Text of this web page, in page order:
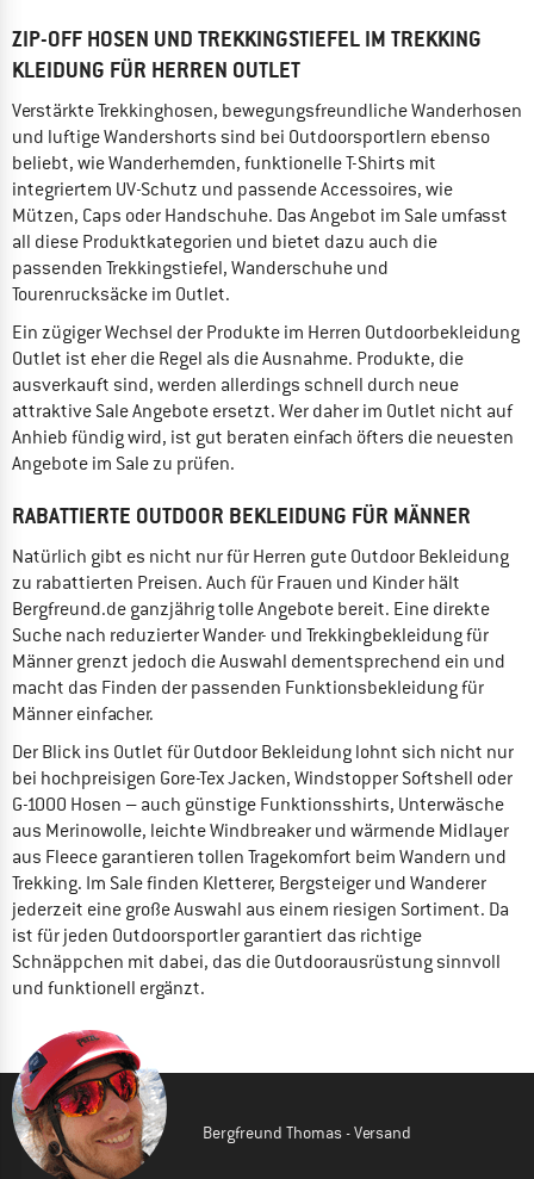
ZIP-OFF HOSEN UND TREKKINGSTIEFEL IM TREKKING
KLEIDUNG FÜR HERREN OUTLET
Verstärkte Trekkinghosen, bewegungsfreundliche Wanderhosen
und luftige Wandershorts sind bei Outdoorsportlern ebenso
beliebt, wie Wanderhemden, funktionelle T-Shirts mit
integriertem UV-Schutz und passende Accessoires, wie
Mützen, Caps oder Handschuhe. Das Angebot im Sale umfasst
all diese Produktkategorien und bietet dazu auch die
passenden Trekkingstiefel, Wanderschuhe und
Tourenrucksäcke im Outlet.
Ein zügiger Wechsel der Produkte im Herren Outdoorbekleidung
Outlet ist eher die Regel als die Ausnahme. Produkte, die
ausverkauft sind, werden allerdings schnell durch neue
attraktive Sale Angebote ersetzt. Wer daher im Outlet nicht auf
Anhieb fündig wird, ist gut beraten einfach öfters die neuesten
Angebote im Sale zu prüfen.
RABATTIERTE OUTDOOR BEKLEIDUNG FÜR MÄNNER
Natürlich gibt es nicht nur für Herren gute Outdoor Bekleidung
zu rabattierten Preisen. Auch für Frauen und Kinder hält
Bergfreund.de ganzjährig tolle Angebote bereit. Eine direkte
Suche nach reduzierter Wander- und Trekkingbekleidung für
Männer grenzt jedoch die Auswahl dementsprechend ein und
macht das Finden der passenden Funktionsbekleidung für
Männer einfacher.
Der Blick ins Outlet für Outdoor Bekleidung lohnt sich nicht nur
bei hochpreisigen Gore-Tex Jacken, Windstopper Softshell oder
G-1000 Hosen – auch günstige Funktionsshirts, Unterwäsche
aus Merinowolle, leichte Windbreaker und wärmende Midlayer
aus Fleece garantieren tollen Tragekomfort beim Wandern und
Trekking. Im Sale finden Kletterer, Bergsteiger und Wanderer
jederzeit eine große Auswahl aus einem riesigen Sortiment. Da
ist für jeden Outdoorsportler garantiert das richtige
Schnäppchen mit dabei, das die Outdoorausrüstung sinnvoll
und funktionell ergänzt.
Bergfreund Thomas - Versand